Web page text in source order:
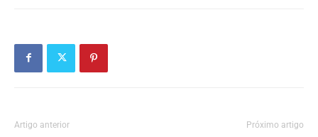
Artigo anterior Próximo artigo